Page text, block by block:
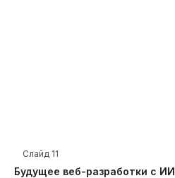
Будущее веб-разработки с ИИ
Слайд 11